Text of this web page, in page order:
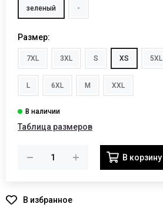
зеленый -
Размер:
7XL 3XL S XS 5XL
L 6XL M XXL
Таблица размеров
В корзину